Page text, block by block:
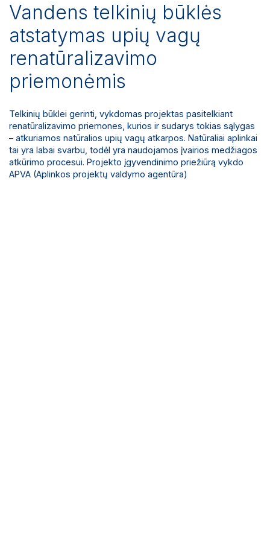
Vandens telkinių būklės
atstatymas upių vagų
renatūralizavimo
priemonėmis
Telkinių būklei gerinti, vykdomas projektas pasitelkiant
renatūralizavimo priemones, kurios ir sudarys tokias sąlygas
– atkuriamos natūralios upių vagų atkarpos. Natūraliai aplinkai
tai yra labai svarbu, todėl yra naudojamos įvairios medžiagos
atkūrimo procesui. Projekto įgyvendinimo priežiūrą vykdo
APVA (Aplinkos projektų valdymo agentūra)